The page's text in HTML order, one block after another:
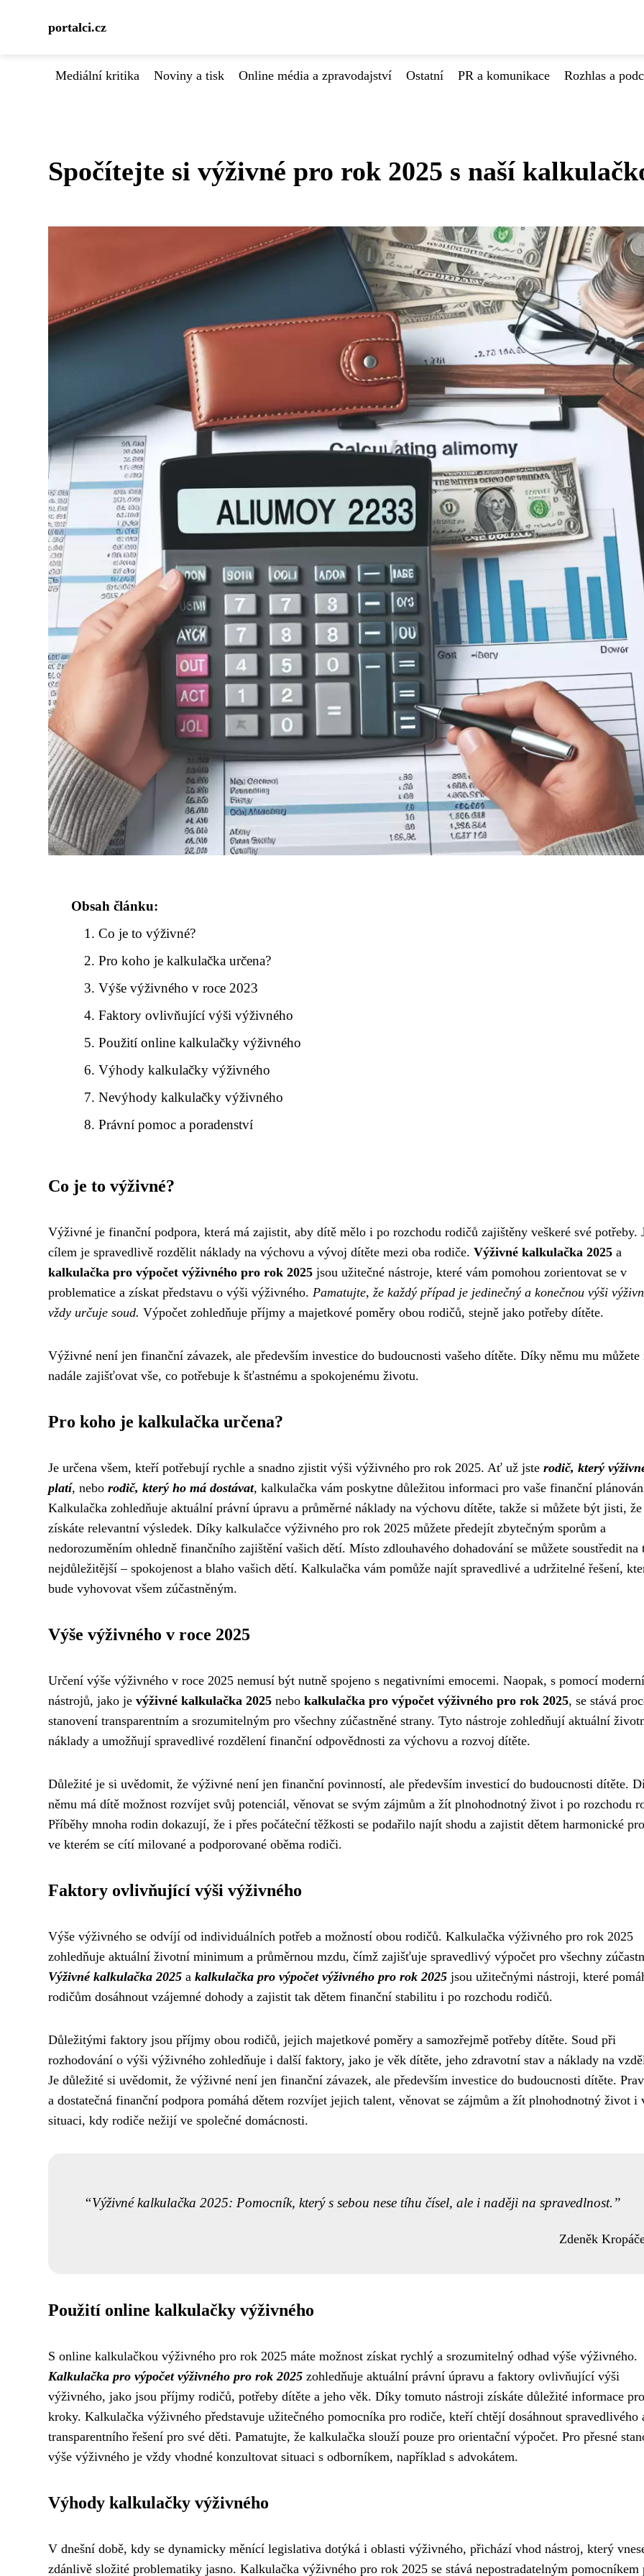
portalci.cz
Mediální kritika Noviny a tisk Online média a zpravodajství Ostatní PR a komunikace Rozhlas a
Spočítejte si výživné pro rok 2025 s naší
Obsah článku:
Co je to výživné?
Pro koho je kalkulačka určena?
Výše výživného v roce 2023
Faktory ovlivňující výši výživného
Použití online kalkulačky výživného
Výhody kalkulačky výživného
Nevýhody kalkulačky výživného
Právní pomoc a poradenství
Co je to výživné?
Výživné je finanční podpora, která má zajistit, aby dítě mělo i po rozchodu rodičů zajištěny veškeré své potřeby.
cílem je spravedlivě rozdělit náklady na výchovu a vývoj dítěte mezi oba rodiče. Výživné kalkulačka 2025 a
kalkulačka pro výpočet výživného pro rok 2025 jsou užitečné nástroje, které vám pomohou zorientovat se v
problematice a získat představu o výši výživného. Pamatujte, že každý případ je jedinečný a konečnou výši
vždy určuje soud. Výpočet zohledňuje příjmy a majetkové poměry obou rodičů, stejně jako potřeby dítěte.
Výživné není jen finanční závazek, ale především investice do budoucnosti vašeho dítěte. Díky němu mu můžete
nadále zajišťovat vše, co potřebuje k šťastnému a spokojenému životu.
Pro koho je kalkulačka určena?
Je určena všem, kteří potřebují rychle a snadno zjistit výši výživného pro rok 2025. Ať už jste rodič, který
platí, nebo rodič, který ho má dostávat, kalkulačka vám poskytne důležitou informaci pro vaše finanční
Kalkulačka zohledňuje aktuální právní úpravu a průměrné náklady na výchovu dítěte, takže si můžete být jisti, že
získáte relevantní výsledek. Díky kalkulačce výživného pro rok 2025 můžete předejít zbytečným sporům a
nedorozuměním ohledně finančního zajištění vašich dětí. Místo zdlouhavého dohadování se můžete soustředit na
nejdůležitější – spokojenost a blaho vašich dětí. Kalkulačka vám pomůže najít spravedlivé a udržitelné řešení,
bude vyhovovat všem zúčastněným.
Výše výživného v roce 2025
Určení výše výživného v roce 2025 nemusí být nutně spojeno s negativními emocemi. Naopak, s pomocí
nástrojů, jako je výživné kalkulačka 2025 nebo kalkulačka pro výpočet výživného pro rok 2025, se stává
stanovení transparentním a srozumitelným pro všechny zúčastněné strany. Tyto nástroje zohledňují aktuální
náklady a umožňují spravedlivé rozdělení finanční odpovědnosti za výchovu a rozvoj dítěte.
Důležité je si uvědomit, že výživné není jen finanční povinností, ale především investicí do budoucnosti dítěte.
němu má dítě možnost rozvíjet svůj potenciál, věnovat se svým zájmům a žít plnohodnotný život i po rozchodu
Příběhy mnoha rodin dokazují, že i přes počáteční těžkosti se podařilo najít shodu a zajistit dětem harmonické
ve kterém se cítí milované a podporované oběma rodiči.
Faktory ovlivňující výši výživného
Výše výživného se odvíjí od individuálních potřeb a možností obou rodičů. Kalkulačka výživného pro rok 2025
zohledňuje aktuální životní minimum a průměrnou mzdu, čímž zajišťuje spravedlivý výpočet pro všechny
Výživné kalkulačka 2025 a kalkulačka pro výpočet výživného pro rok 2025 jsou užitečnými nástroji, které
rodičům dosáhnout vzájemné dohody a zajistit tak dětem finanční stabilitu i po rozchodu rodičů.
Důležitými faktory jsou příjmy obou rodičů, jejich majetkové poměry a samozřejmě potřeby dítěte. Soud při
rozhodování o výši výživného zohledňuje i další faktory, jako je věk dítěte, jeho zdravotní stav a náklady na
Je důležité si uvědomit, že výživné není jen finanční závazek, ale především investice do budoucnosti dítěte.
a dostatečná finanční podpora pomáhá dětem rozvíjet jejich talent, věnovat se zájmům a žít plnohodnotný život i
situaci, kdy rodiče nežijí ve společné domácnosti.
Výživné kalkulačka 2025: Pomocník, který s sebou nese tíhu čísel, ale i naději na spravedlnost.
Zdeněk
Použití online kalkulačky výživného
S online kalkulačkou výživného pro rok 2025 máte možnost získat rychlý a srozumitelný odhad výše výživného.
Kalkulačka pro výpočet výživného pro rok 2025 zohledňuje aktuální právní úpravu a faktory ovlivňující výši
výživného, jako jsou příjmy rodičů, potřeby dítěte a jeho věk. Díky tomuto nástroji získáte důležité informace
kroky. Kalkulačka výživného představuje užitečného pomocníka pro rodiče, kteří chtějí dosáhnout spravedlivého
transparentního řešení pro své děti. Pamatujte, že kalkulačka slouží pouze pro orientační výpočet. Pro přesné
výše výživného je vždy vhodné konzultovat situaci s odborníkem, například s advokátem.
Výhody kalkulačky výživného
V dnešní době, kdy se dynamicky měnící legislativa dotýká i oblasti výživného, přichází vhod nástroj, který
zdánlivě složité problematiky jasno. Kalkulačka výživného pro rok 2025 se stává nepostradatelným pomocníkem